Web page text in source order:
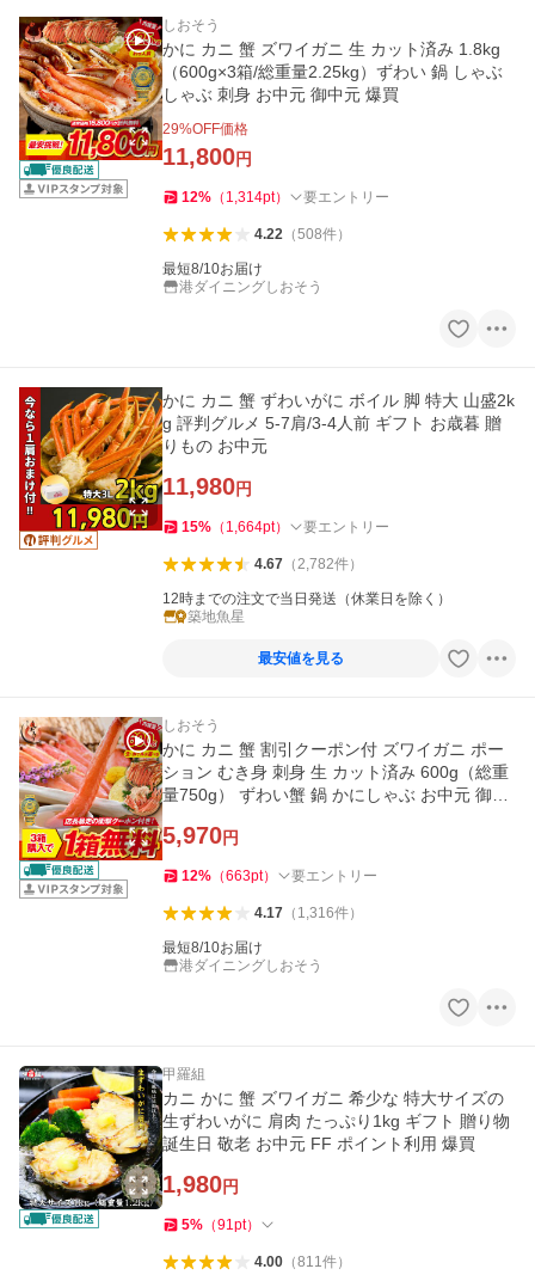
しおそう
かに カニ 蟹 ズワイガニ 生 カット済み 1.8kg
（600g×3箱/総重量2.25kg）ずわい 鍋 しゃぶ
しゃぶ 刺身 お中元 御中元 爆買
29%OFF価格
11,800円
12% （ 1,314pt） 要エントリー
4.22（508件）
最短8/10お届け
港ダイニングしおそう
かに カニ 蟹 ずわいがに ボイル 脚 特大 山盛2k
g 評判グルメ 5-7肩/3-4人前 ギフト お歳暮 贈
りもの お中元
11,980円
15% （ 1,664pt） 要エントリー
4.67（2,782件）
12時までの注文で当日発送（休業日を除く）
築地魚星
最安値を見る
しおそう
かに カニ 蟹 割引クーポン付 ズワイガニ ポー
ション むき身 刺身 生 カット済み 600g（総重
量750g） ずわい蟹 鍋 かにしゃぶ お中元 御中
5,970円
12% （663pt） 要エントリー
4.17（ 1,316件）
最短8/10お届け
港ダイニングしおそう
甲羅組
カニ かに 蟹 ズワイガニ 希少な 特大サイズの
生ずわいがに 肩肉 たっぷり1kg ギフト 贈り物
誕生日 敬老 お中元 FF ポイント利用 爆買
1,980円
5% （91pt）
4.00（811件）